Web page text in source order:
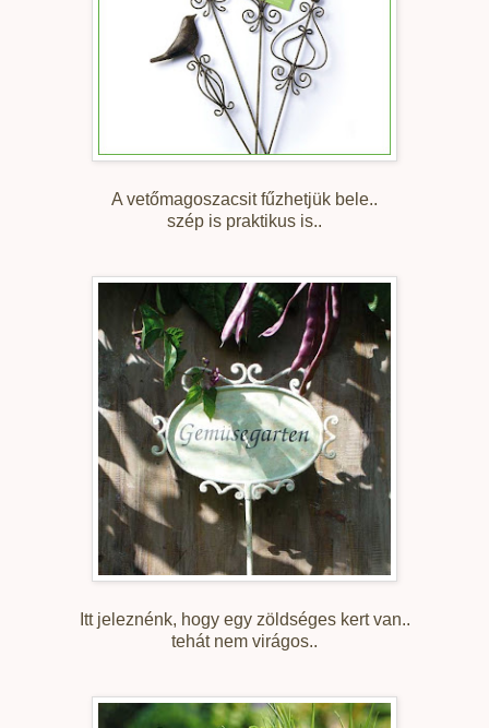
A vetőmagoszacsit fűzhetjük bele..
szép is praktikus is..
Itt jeleznénk, hogy egy zöldséges kert van..
tehát nem virágos..